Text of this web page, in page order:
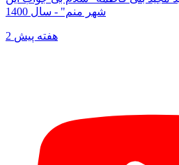
شهر منم" - سال 1400
2 هفته پیش